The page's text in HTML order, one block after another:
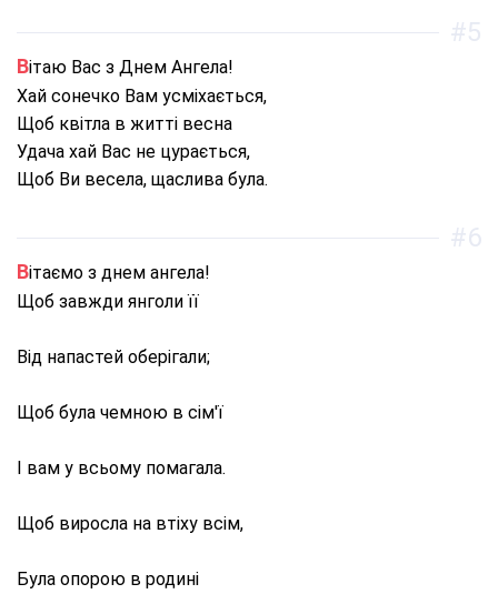
Вітаю Вас з Днем Ангела!
Хай сонечко Вам усміхається,
Щоб квітла в житті весна
Удача хай Вас не цурається,
Щоб Ви весела, щаслива була.
#5
Вітаємо з днем ангела!
Щоб завжди янголи її
Від напастей оберігали;
Щоб була чемною в сім'ї
І вам у всьому помагала.
Щоб виросла на втіху всім,
Була опорою в родині
#6